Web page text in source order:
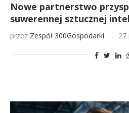
Nowe partnerstwo
suwerennej sztucznej
przez Zespół 300Gospodarki 27